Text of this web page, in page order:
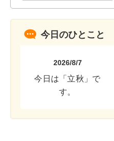
今日のひとこと
2026/8/7
今日は「立秋」で
す。